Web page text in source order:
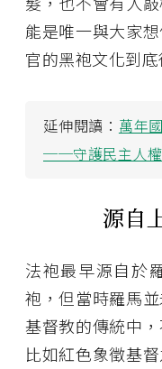
能是唯一與大家
官的黑袍文化到底
延伸閱讀： 萬年
──守護民主人權
源自
法袍最早源自於
袍，但當時羅馬
基督教的傳統中
比如紅色象徵基